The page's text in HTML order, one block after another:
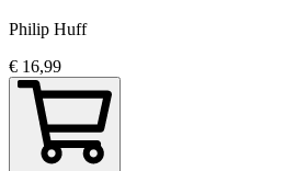
Philip Huff
€ 16,99